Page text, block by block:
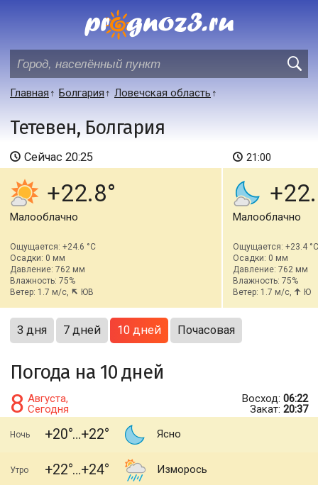
Главная Болгария Ловечская область
Тетевен, Болгария
Сейчас 20:25
+22.8
Малооблачно
Ощущается: +24.6 °C
Осадки: 0 мм
Давление: 762 мм
Влажность: 75%
Ветер: 1.7 м/с,
ЮВ
21:00
Малооблачно
Ощущается: +23.4 °C
Осадки: 0 мм
Давление: 762 мм
Влажность: 75%
Ветер: 1.7 м/с,
Ю
3 дня 7 дней 10 дней Почасовая
Погода на 10 дней
8 Августа,
Сегодня
Восход: 06:22
Закат: 20:37
Ночь +20 +22 Ясно
Утро +22 +24 Изморось